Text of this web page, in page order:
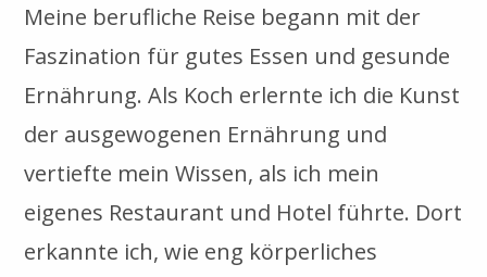
Meine berufliche Reise begann mit der
Faszination für gutes Essen und gesunde
Ernährung. Als Koch erlernte ich die Kunst
der ausgewogenen Ernährung und
vertiefte mein Wissen, als ich mein
eigenes Restaurant und Hotel führte. Dort
erkannte ich, wie eng körperliches